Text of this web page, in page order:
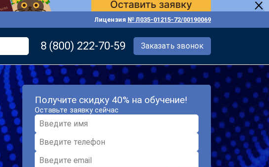
Лицензия № Л035-01215-72/00190069
8 (800) 222-70-59 Заказать звонок
Получите скидку 40% на обучение!
Оставьте заявку сейчас